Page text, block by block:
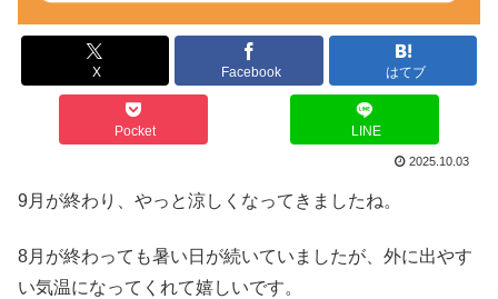
X Facebook はてブ
Pocket LINE
2025.10.03
9月が終わり、やっと涼しくなってきましたね。
8月が終わっても暑い日が続いていましたが、外に出やす
い気温になってくれて嬉しいです。